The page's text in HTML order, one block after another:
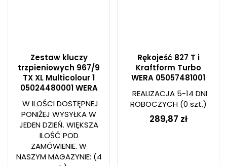
Zestaw kluczy
trzpieniowych 967/9
TX XL Multicolour 1
05024480001 WERA
W ILOŚCI DOSTĘPNEJ
PONIŻEJ WYSYŁKA W
JEDEN DZIEŃ. WIĘKSZA
ILOŚĆ POD
ZAMÓWIENIE. W
NASZYM MAGAZYNIE: (4
Rękojeść 827 T i
Kraftform Turbo
WERA 05057481001
REALIZACJA 5-14 DNI
ROBOCZYCH(0 szt.)
289,87 zł